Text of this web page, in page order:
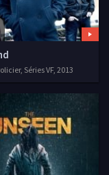
Séries VF, 2013